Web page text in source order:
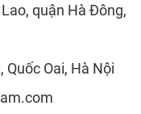
quận Hà Đông,
Quốc Oai, Hà Nội